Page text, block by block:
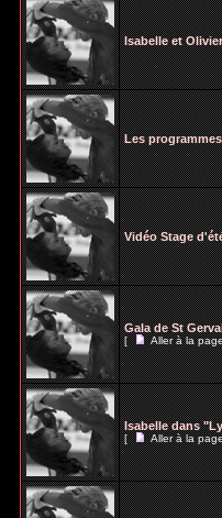
Isabelle et
Les
Vidéo Stage
Gala de St
[ Aller à la
Isabelle dans
[ Aller à la